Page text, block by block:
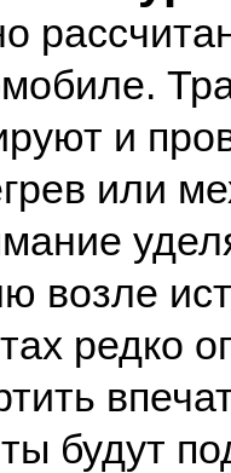
и
или
возле
редко
будут